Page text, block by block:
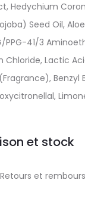
Hedychium
Seed Oil,
41/3
Lactic
Benzyl
et stock
et